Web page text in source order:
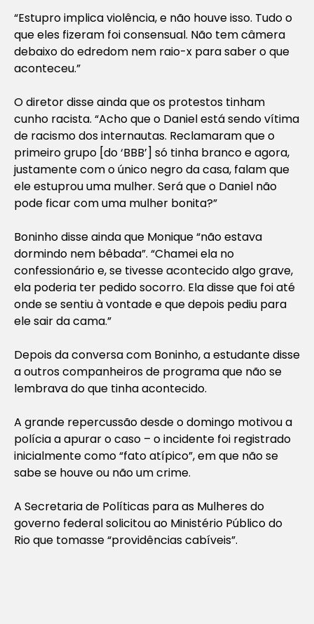
“Estupro implica violência, e não houve isso. Tudo o
que eles fizeram foi consensual. Não tem câmera
debaixo do edredom nem raio-x para saber o que
aconteceu.”
O diretor disse ainda que os protestos tinham
cunho racista. “Acho que o Daniel está sendo vítima
de racismo dos internautas. Reclamaram que o
primeiro grupo [do ‘BBB’] só tinha branco e agora,
justamente com o único negro da casa, falam que
ele estuprou uma mulher. Será que o Daniel não
pode ficar com uma mulher bonita?”
Boninho disse ainda que Monique “não estava
dormindo nem bêbada”. “Chamei ela no
confessionário e, se tivesse acontecido algo grave,
ela poderia ter pedido socorro. Ela disse que foi até
onde se sentiu à vontade e que depois pediu para
ele sair da cama.”
Depois da conversa com Boninho, a estudante disse
a outros companheiros de programa que não se
lembrava do que tinha acontecido.
A grande repercussão desde o domingo motivou a
polícia a apurar o caso – o incidente foi registrado
inicialmente como “fato atípico”, em que não se
sabe se houve ou não um crime.
A Secretaria de Políticas para as Mulheres do
governo federal solicitou ao Ministério Público do
Rio que tomasse “providências cabíveis”.